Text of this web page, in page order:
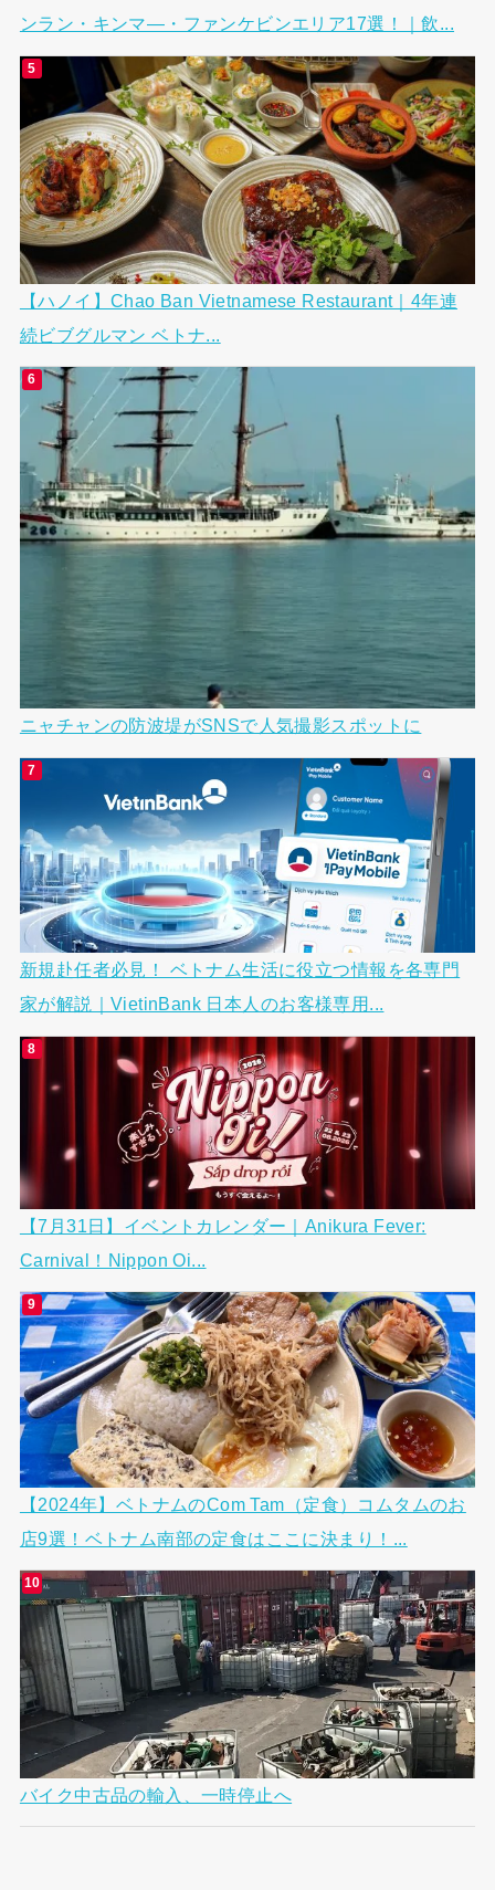
ンラン・キンマ―・ファンケビンエリア17選！｜飲...
【ハノイ】Chao Ban Vietnamese Restaurant｜4年連
続ビブグルマン ベトナ...
ニャチャンの防波堤がSNSで人気撮影スポットに
新規赴任者必見！ ベトナム生活に役立つ情報を各専門
家が解説｜VietinBank 日本人のお客様専用...
【7月31日】イベントカレンダー｜Anikura Fever:
Carnival！Nippon Oi...
【2024年】ベトナムのCom Tam（定食）コムタムのお
店9選！ベトナム南部の定食はここに決まり！...
バイク中古品の輸入、一時停止へ